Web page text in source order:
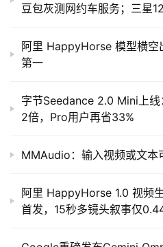
豆包灰测网约车服务；三星
阿里 HappyHorse 模型横空
第一
字节Seedance 2.0 Mini上
2倍，Pro用户再省33%
MMAudio：输入视频或文本
阿里 HappyHorse 1.0 视频
首发，15秒多镜头叙事仅